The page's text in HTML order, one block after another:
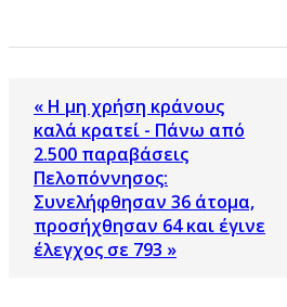
« Η μη χρήση κράνους
καλά κρατεί - Πάνω από
2.500 παραβάσεις
Πελοπόννησος:
Συνελήφθησαν 36 άτομα,
προσήχθησαν 64 και έγινε
έλεγχος σε 793 »